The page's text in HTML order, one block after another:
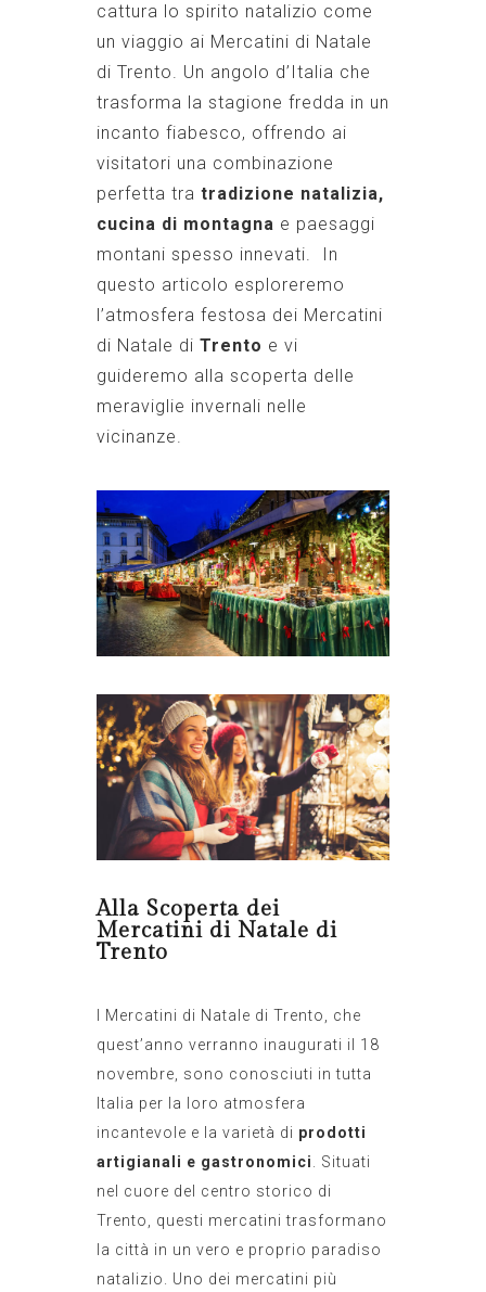
cattura lo spirito natalizio come
un viaggio ai Mercatini di Natale
di Trento. Un angolo d’Italia che
trasforma la stagione fredda in un
incanto fiabesco, offrendo ai
visitatori una combinazione
perfetta tra tradizione natalizia,
cucina di montagna e paesaggi
montani spesso innevati. In
questo articolo esploreremo
l’atmosfera festosa dei Mercatini
di Natale di Trento e vi
guideremo alla scoperta delle
meraviglie invernali nelle
vicinanze.
Alla Scoperta dei
Mercatini di Natale di
Trento
I Mercatini di Natale di Trento, che
quest’anno verranno inaugurati il 18
novembre, sono conosciuti in tutta
Italia per la loro atmosfera
incantevole e la varietà di prodotti
artigianali e gastronomici. Situati
nel cuore del centro storico di
Trento, questi mercatini trasformano
la città in un vero e proprio paradiso
natalizio. Uno dei mercatini più